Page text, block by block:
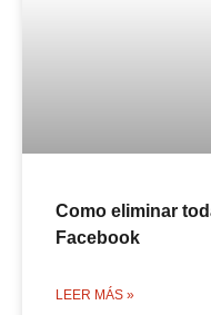
Como eliminar
Facebook
LEER MÁS »